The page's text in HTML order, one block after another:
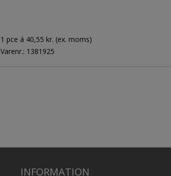
1 pce á 40,55 kr. (ex. moms)
Varenr.: 1381925
INFORMATION